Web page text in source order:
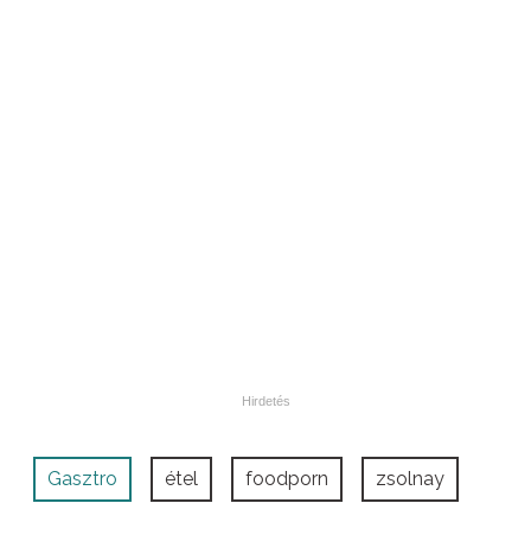
Gasztro étel foodporn zsolnay